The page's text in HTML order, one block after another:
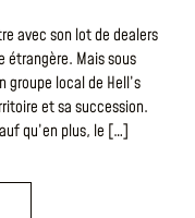
avec son lot de dealers
étrangère. Mais sous
groupe local de Hell’s
et sa succession.
qu’en plus, le […]